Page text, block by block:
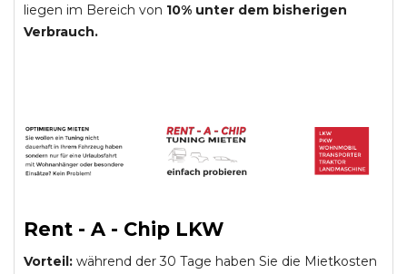
liegen im Bereich von 10% unter dem bisherigen
Verbrauch.
Rent - A - Chip LKW
Vorteil: während der 30 Tage haben Sie die Mietkosten